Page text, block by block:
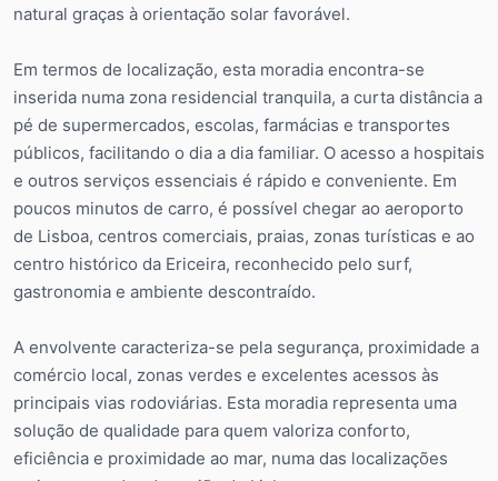
natural graças à orientação solar favorável.
Em termos de localização, esta moradia encontra-se
inserida numa zona residencial tranquila, a curta distância a
pé de supermercados, escolas, farmácias e transportes
públicos, facilitando o dia a dia familiar. O acesso a hospitais
e outros serviços essenciais é rápido e conveniente. Em
poucos minutos de carro, é possível chegar ao aeroporto
de Lisboa, centros comerciais, praias, zonas turísticas e ao
centro histórico da Ericeira, reconhecido pelo surf,
gastronomia e ambiente descontraído.
A envolvente caracteriza-se pela segurança, proximidade a
comércio local, zonas verdes e excelentes acessos às
principais vias rodoviárias. Esta moradia representa uma
solução de qualidade para quem valoriza conforto,
eficiência e proximidade ao mar, numa das localizações